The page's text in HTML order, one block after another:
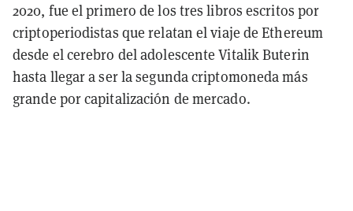
2020, fue el primero de los tres libros escritos por
criptoperiodistas que relatan el viaje de Ethereum
desde el cerebro del adolescente Vitalik Buterin
hasta llegar a ser la segunda criptomoneda más
grande por capitalización de mercado.